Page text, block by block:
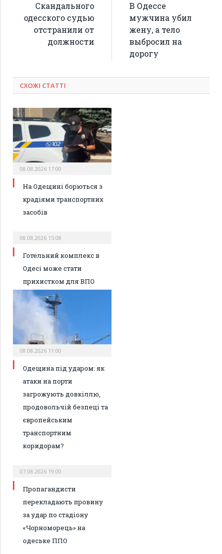
Скандального
одесского судью
отстранили от
должности
В Одессе
мужчина убил
жену, а тело
выбросил на
дорогу
СХОЖІ СТАТТІ
08.08.2026 17:00
На Одещині борються з
крадіями транспортних
засобів
08.08.2026 15:08
Готельний комплекс в
Одесі може стати
прихистком для ВПО
08.08.2026 11:00
Одещина під ударом: як
атаки на порти
загрожують довкіллю,
продовольчій безпеці та
європейським
транспортним
коридорам?
07.08.2026 19:00
Пропагандисти
перекладають провину
за удар по стадіону
«Чорноморець» на
одеське ППО